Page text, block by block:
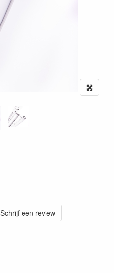
Schrijf een review